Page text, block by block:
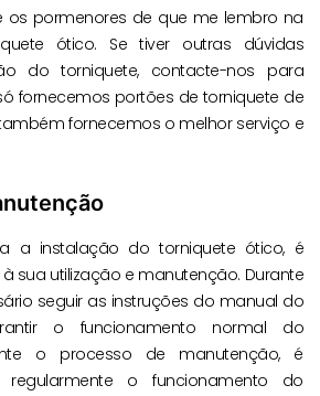
os pormenores de que me lembro na
ótico. Se tiver outras dúvidas
do torniquete, contacte-nos para
fornecemos portões de torniquete de
fornecemos o melhor serviço e
a instalação do torniquete ótico, é
sua utilização e manutenção. Durante
seguir as instruções do manual do
o funcionamento normal do
o processo de manutenção, é
regularmente o funcionamento do